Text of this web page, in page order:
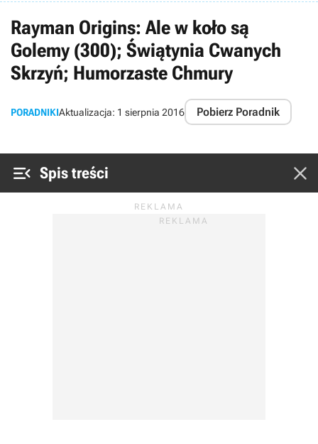
Rayman Origins: Ale w koło są
Golemy (300); Świątynia Cwanych
Skrzyń; Humorzaste Chmury
PORADNIKIAktualizacja: 1 sierpnia 2016 Pobierz Poradnik
 Spis treści 